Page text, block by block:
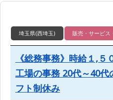
埼玉県(西埼玉) 販売・サービス
《総務事務》時給１,
工場の事務 20代～40
フト制休み